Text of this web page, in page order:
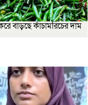
বাড়ছে কাঁচামরিচের দাম